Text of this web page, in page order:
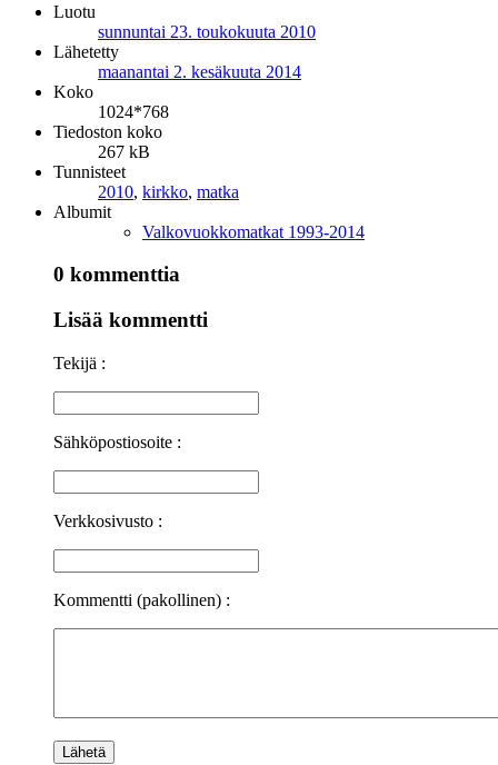
Luotu
sunnuntai 23. toukokuuta 2010
Lähetetty
maanantai 2. kesäkuuta 2014
Koko
1024*768
Tiedoston koko
267 kB
Tunnisteet
2010, kirkko, matka
Albumit
Valkovuokkomatkat 1993-2014
0 kommenttia
Lisää kommentti
Tekijä :
Sähköpostiosoite :
Verkkosivusto :
Kommentti (pakollinen) :